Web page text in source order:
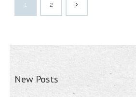
1 2
New Posts